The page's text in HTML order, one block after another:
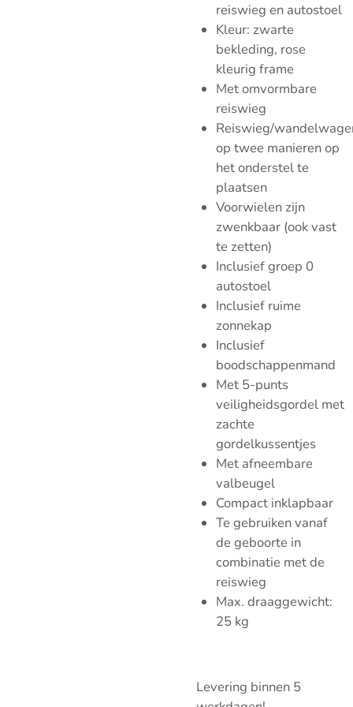
reiswieg en autostoel
Kleur: zwarte
bekleding, rose
kleurig frame
Met omvormbare
reiswieg
Reiswieg/
op twee manieren op
het onderstel te
plaatsen
Voorwielen zijn
zwenkbaar (ook vast
te zetten)
Inclusief groep 0
autostoel
Inclusief ruime
zonnekap
Inclusief
boodschappenmand
Met 5-punts
veiligheidsgordel met
zachte
gordelkussentjes
Met afneembare
valbeugel
Compact inklapbaar
Te gebruiken vanaf
de geboorte in
combinatie met de
reiswieg
Max. draaggewicht:
25 kg
Levering binnen 5